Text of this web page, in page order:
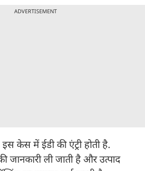
ADVERTISEMENT
इस केस में ईडी की एंट्री होती है.
जानकारी ली जाती है और उत्पाद